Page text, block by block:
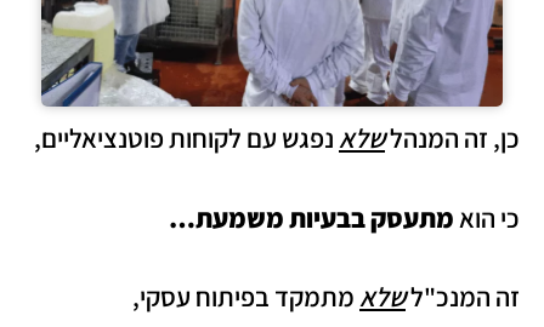
כן, זה המנהלשלאנפגש עם לקוחות פוטנציאליים,
כי הוא מתעסק בבעיות משמעת…
זה המנכ"לשלאמתמקד בפיתוח עסקי,